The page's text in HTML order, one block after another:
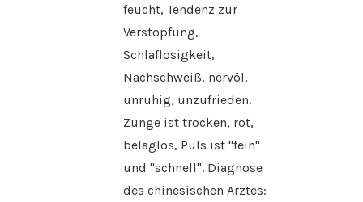
feucht, Tendenz zur
Verstopfung,
Schlaflosigkeit,
Nachschweiß, nervöl,
unruhig, unzufrieden.
Zunge ist trocken, rot,
belaglos, Puls ist "fein"
und "schnell". Diagnose
des chinesischen Arztes: